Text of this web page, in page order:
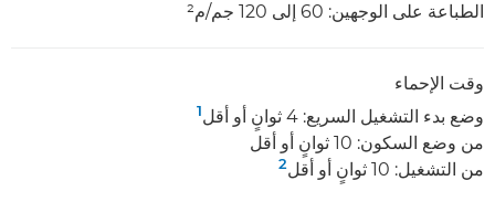
الطباعة على الوجهين: 60 إلى 120 جم/م²
وقت الإحماء
وضع بدء التشغيل السريع: 4 ثوانٍ أو أقل
1
من وضع السكون: 10 ثوانٍ أو أقل
من التشغيل: 10 ثوانٍ أو أقل
2